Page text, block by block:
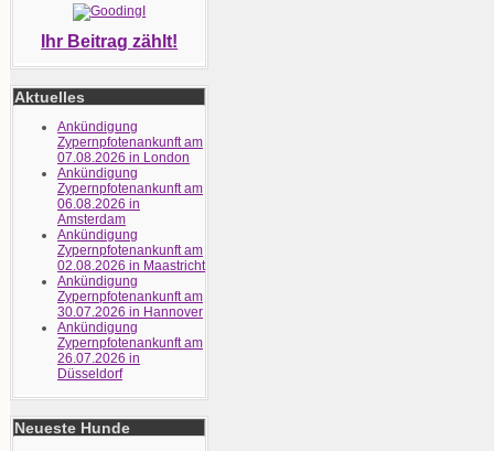
Ihr Beitrag zählt!
Aktuelles
Ankündigung
Zypernpfotenankunft am
07.08.2026 in London
Ankündigung
Zypernpfotenankunft am
06.08.2026 in
Amsterdam
Ankündigung
Zypernpfotenankunft am
02.08.2026 in Maastricht
Ankündigung
Zypernpfotenankunft am
30.07.2026 in Hannover
Ankündigung
Zypernpfotenankunft am
26.07.2026 in
Düsseldorf
Neueste Hunde